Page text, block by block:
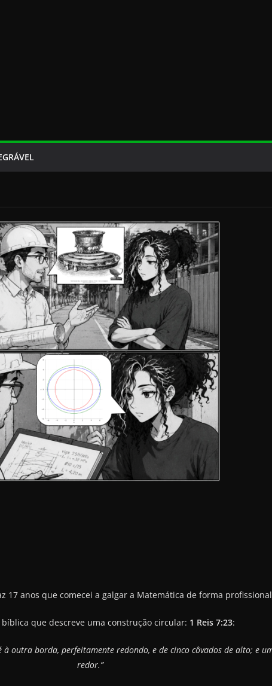
17 anos que comecei a galgar a Matemática de forma
que descreve uma construção circular: 1 Reis 7:23:
à outra borda, perfeitamente redondo, e de cinco côvados de alto; e
redor.”